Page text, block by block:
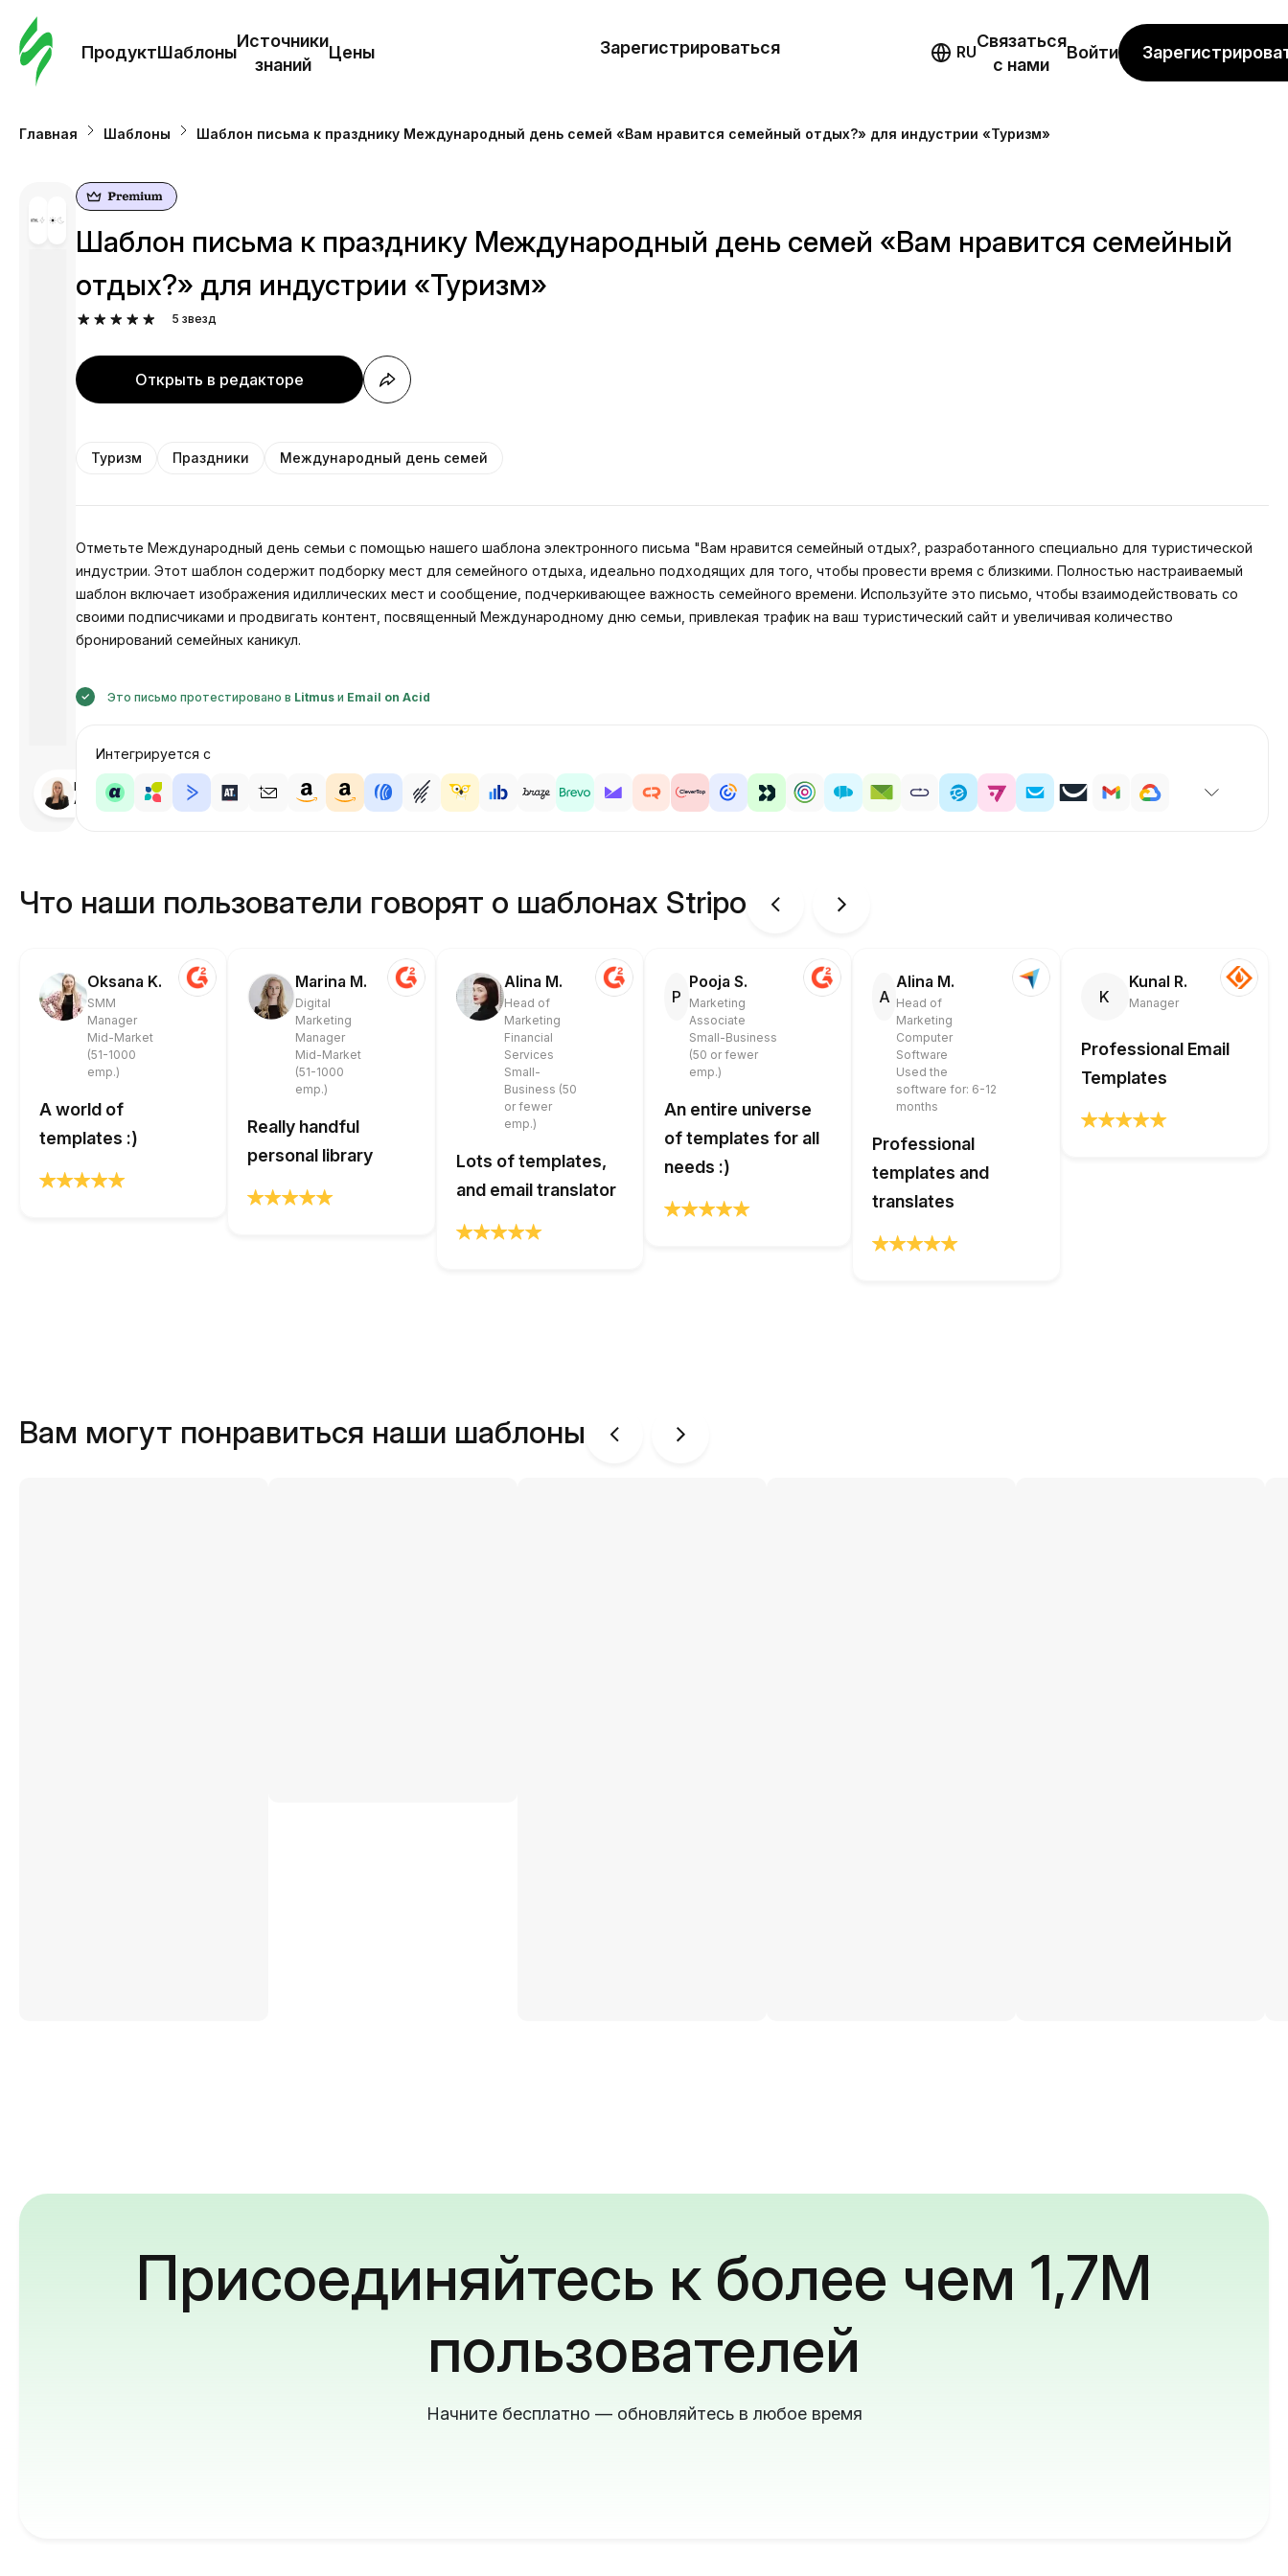
ПродуктШаблоны
Источники
знаний
Цены
Цены
Зарегистрироваться RU
Связаться
с нами
Войти
Главная Шаблоны Шаблон письма к празднику Международный день семей «Вам нравится семейный отдых?» для индустрии «Туризм»
Разработано
Анастасия
Шаблон письма к празднику Международный день семей «Вам нравится семейный
отдых?» для индустрии «Туризм»
5 звезд
Открыть в редакторе
Туризм Праздники Международный день семей
Отметьте Международный день семьи с помощью нашего шаблона электронного письма "Вам нравится семейный отдых?, разработанного специально для туристической
индустрии. Этот шаблон содержит подборку мест для семейного отдыха, идеально подходящих для того, чтобы провести время с близкими. Полностью настраиваемый
шаблон включает изображения идиллических мест и сообщение, подчеркивающее важность семейного времени. Используйте это письмо, чтобы взаимодействовать со
своими подписчиками и продвигать контент, посвященный Международному дню семьи, привлекая трафик на ваш туристический сайт и увеличивая количество
бронирований семейных каникул.
Это письмо протестировано в Litmus и Email on Acid
Интегрируется с
Что наши пользователи говорят о шаблонах Stripo
Oksana K.
SMM
Manager
Mid-Market
(51-1000
emp.)
A world of
templates :)
Marina M.
Digital
Marketing
Manager
Mid-Market
(51-1000
emp.)
Really handful
personal library
Alina M.
Head of
Marketing
Financial
Services
Small-
Business (50
or fewer
emp.)
Lots of templates,
and email translator
P
Pooja S.
Marketing
Associate
Small-Business
(50 or fewer
emp.)
An entire universe
of templates for all
needs :)
A
Alina M.
Head of
Marketing
Computer
Software
Used the
software for: 6-12
months
Professional
templates and
translates
K
Kunal R.
Manager
Professional Email
Templates
Вам могут понравиться наши шаблоны
Присоединяйтесь к более чем 1,7M
пользователей
Начните бесплатно — обновляйтесь в любое время